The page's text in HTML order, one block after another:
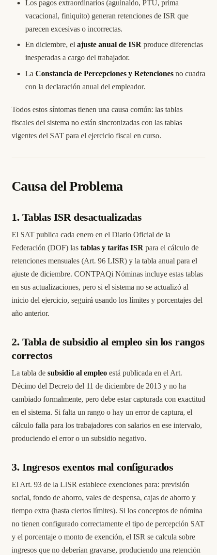
Los pagos extraordinarios (aguinaldo, PTU, prima
vacacional, finiquito) generan retenciones de ISR que
parecen excesivas o incorrectas.
En diciembre, el ajuste anual de ISR produce diferencias
inesperadas a cargo del trabajador.
La Constancia de Percepciones y Retenciones no cuadra
con la declaración anual del empleador.
Todos estos síntomas tienen una causa común: las tablas
fiscales del sistema no están sincronizadas con las tablas
vigentes del SAT para el ejercicio fiscal en curso.
Causa del Problema
1. Tablas ISR desactualizadas
El SAT publica cada enero en el Diario Oficial de la
Federación (DOF) las tablas y tarifas ISR para el cálculo de
retenciones mensuales (Art. 96 LISR) y la tabla anual para el
ajuste de diciembre. CONTPAQi Nóminas incluye estas tablas
en sus actualizaciones, pero si el sistema no se actualizó al
inicio del ejercicio, seguirá usando los límites y porcentajes del
año anterior.
2. Tabla de subsidio al empleo sin los rangos
correctos
La tabla de subsidio al empleo está publicada en el Art.
Décimo del Decreto del 11 de diciembre de 2013 y no ha
cambiado formalmente, pero debe estar capturada con exactitud
en el sistema. Si falta un rango o hay un error de captura, el
cálculo falla para los trabajadores con salarios en ese intervalo,
produciendo el error o un subsidio negativo.
3. Ingresos exentos mal configurados
El Art. 93 de la LISR establece exenciones para: previsión
social, fondo de ahorro, vales de despensa, cajas de ahorro y
tiempo extra (hasta ciertos límites). Si los conceptos de nómina
no tienen configurado correctamente el tipo de percepción SAT
y el porcentaje o monto de exención, el ISR se calcula sobre
ingresos que no deberían gravarse, produciendo una retención